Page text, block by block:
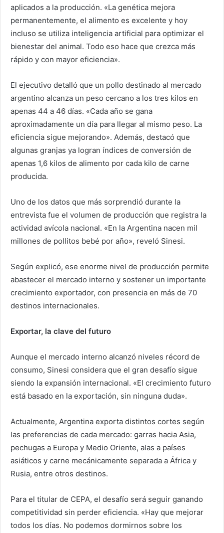
aplicados a la producción. «La genética mejora
permanentemente, el alimento es excelente y hoy
incluso se utiliza inteligencia artificial para optimizar el
bienestar del animal. Todo eso hace que crezca más
rápido y con mayor eficiencia».
El ejecutivo detalló que un pollo destinado al mercado
argentino alcanza un peso cercano a los tres kilos en
apenas 44 a 46 días. «Cada año se gana
aproximadamente un día para llegar al mismo peso. La
eficiencia sigue mejorando». Además, destacó que
algunas granjas ya logran índices de conversión de
apenas 1,6 kilos de alimento por cada kilo de carne
producida.
Uno de los datos que más sorprendió durante la
entrevista fue el volumen de producción que registra la
actividad avícola nacional. «En la Argentina nacen mil
millones de pollitos bebé por año», reveló Sinesi.
Según explicó, ese enorme nivel de producción permite
abastecer el mercado interno y sostener un importante
crecimiento exportador, con presencia en más de 70
destinos internacionales.
Exportar, la clave del futuro
Aunque el mercado interno alcanzó niveles récord de
consumo, Sinesi considera que el gran desafío sigue
siendo la expansión internacional. «El crecimiento futuro
está basado en la exportación, sin ninguna duda».
Actualmente, Argentina exporta distintos cortes según
las preferencias de cada mercado: garras hacia Asia,
pechugas a Europa y Medio Oriente, alas a países
asiáticos y carne mecánicamente separada a África y
Rusia, entre otros destinos.
Para el titular de CEPA, el desafío será seguir ganando
competitividad sin perder eficiencia. «Hay que mejorar
todos los días. No podemos dormirnos sobre los